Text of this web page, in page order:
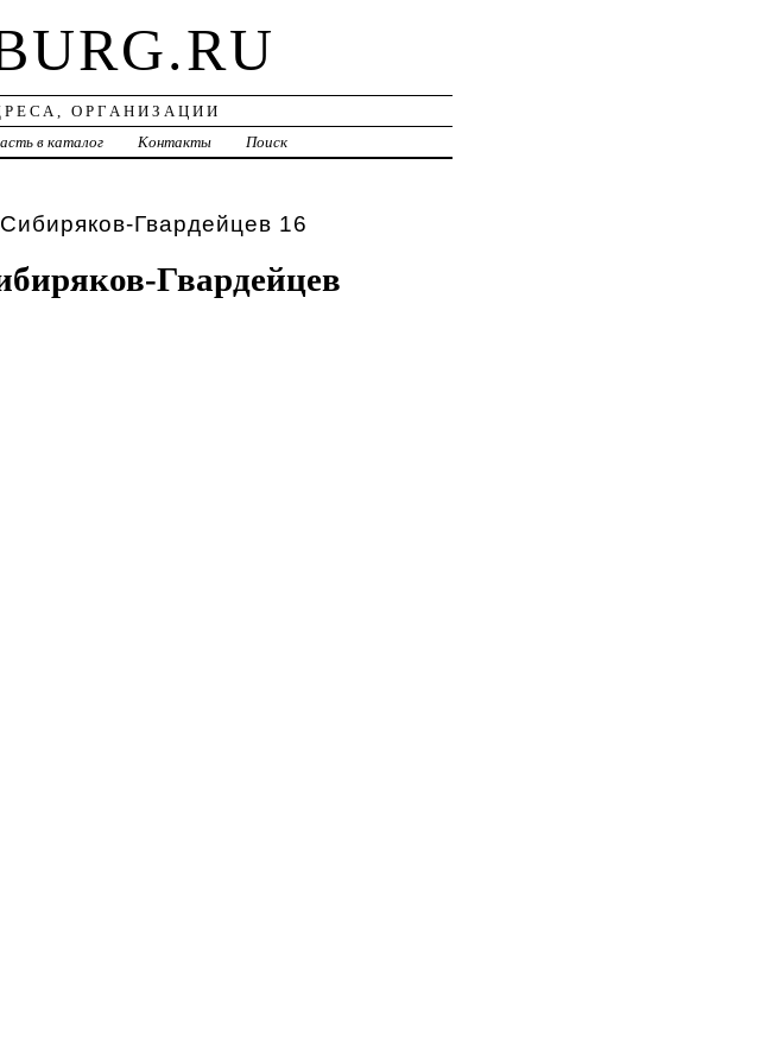
ОРГАНИЗАЦИИ
в каталог Контакты Поиск
Гвардейцев 16
Гвардейцев